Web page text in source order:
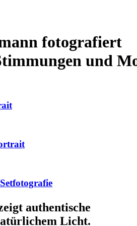
fotografiert
und
authentische
Licht.